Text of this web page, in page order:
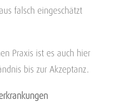
falsch eingeschätzt
Praxis ist es auch hier
bis zur Akzeptanz.